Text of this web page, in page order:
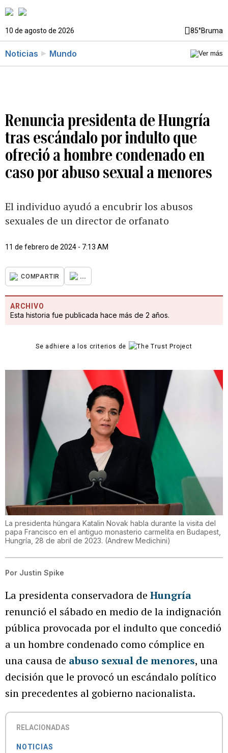
10 de agosto de 2026 85°Bruma
Noticias Mundo
Renuncia presidenta de Hungría
tras escándalo por indulto que
ofreció a hombre condenado en
caso por abuso sexual a menores
El individuo ayudó a encubrir los abusos
sexuales de un director de orfanato
11 de febrero de 2024 - 7:13 AM
COMPARTIR ...
ARCHIVO
Esta historia fue publicada hace más de 2 años.
Se adhiere a los criterios de
La presidenta húngara Katalin Novak habla durante la visita del
papa Francisco en el antiguo monasterio carmelita en Budapest,
Hungría, 28 de abril de 2023. (Andrew Medichini)
Por Justin Spike
La presidenta conservadora de Hungría
renunció el sábado en medio de la indignación
pública provocada por el indulto que concedió
a un hombre condenado como cómplice en
una causa de abuso sexual de menores, una
decisión que le provocó un escándalo político
sin precedentes al gobierno nacionalista.
RELACIONADAS
NOTICIAS